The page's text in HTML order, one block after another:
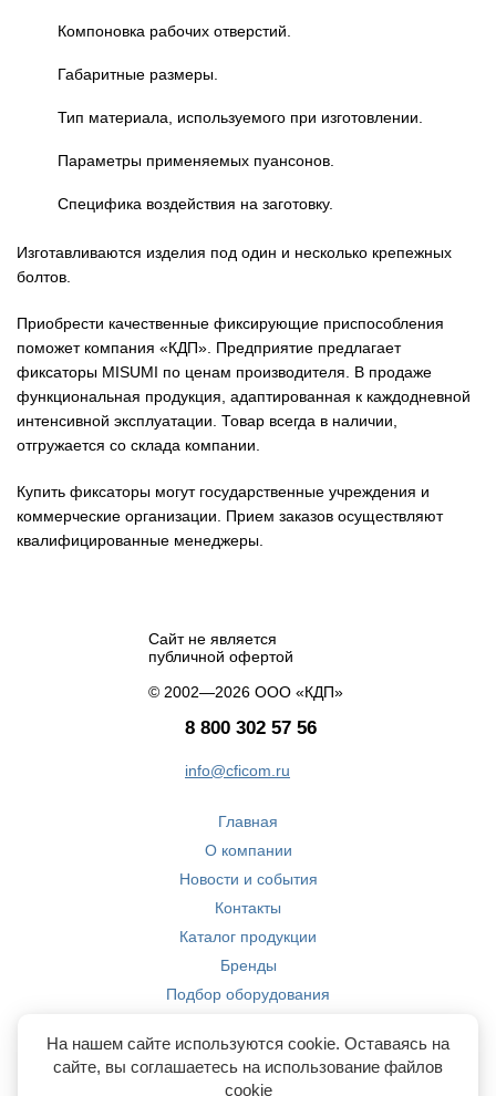
Компоновка рабочих отверстий.
Габаритные размеры.
Тип материала, используемого при изготовлении.
Параметры применяемых пуансонов.
Специфика воздействия на заготовку.
Изготавливаются изделия под один и несколько крепежных
болтов.
Приобрести качественные фиксирующие приспособления
поможет компания «КДП». Предприятие предлагает
фиксаторы MISUMI по ценам производителя. В продаже
функциональная продукция, адаптированная к каждодневной
интенсивной эксплуатации. Товар всегда в наличии,
отгружается со склада компании.
Купить фиксаторы могут государственные учреждения и
коммерческие организации. Прием заказов осуществляют
квалифицированные менеджеры.
Сайт не является
публичной офертой
© 2002—2026 ООО «КДП»
8 800 302 57 56
info@cficom.ru
Главная
О компании
Новости и события
Контакты
Каталог продукции
Бренды
Подбор оборудования
Компетенции
На нашем сайте используются cookie. Оставаясь на
сайте, вы соглашаетесь на использование файлов
cookie